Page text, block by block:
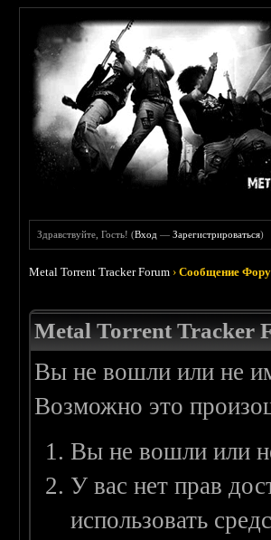
Здравствуйте, Гость! (Вход —Зарегистрироваться)
Metal Torrent Tracker Forum ›Сообщение
Metal Torrent Tracker
Вы не вошли или не
Возможно это
Вы не вошли или
У вас нет прав
использовать